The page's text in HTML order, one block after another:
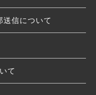
送信について
て